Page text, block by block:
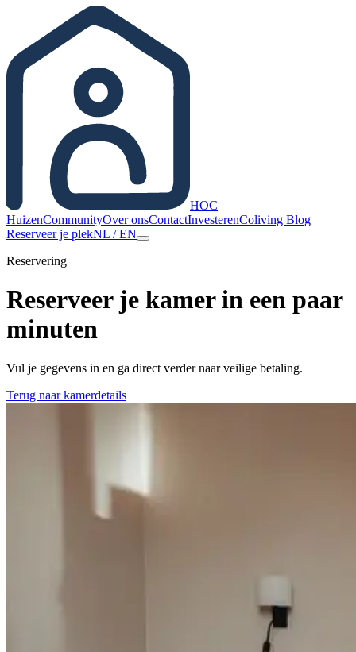
HOC
HuizenCommunityOver onsContactInvesterenColiving Blog
Reserveer je plekNL /EN
Reservering
Reserveer je kamer in een paar
minuten
Vul je gegevens in en ga direct verder naar veilige betaling.
Terug naar kamerdetails